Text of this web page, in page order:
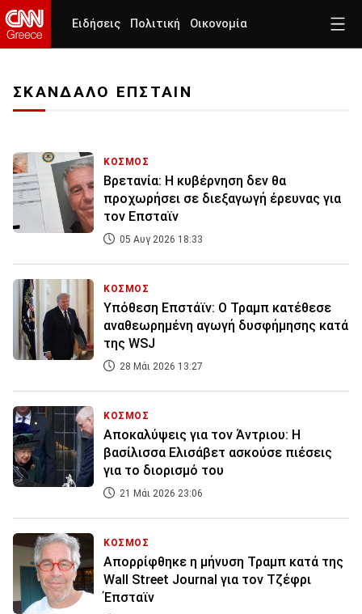
Ειδήσεις Πολιτική Οικονομία
ΣΚΑΝΔΑΛΟ ΕΠΣΤΑΙΝ
ΚΟΣΜΟΣ
Βρετανία: Η κυβέρνηση δεν θα
προχωρήσει σε διεξαγωγή έρευνας για
τον Επσταϊν
05 Αυγ 2026 18:33
ΚΟΣΜΟΣ
Υπόθεση Επστάϊν: Ο Τραμπ κατέθεσε
αναθεωρημένη αγωγή δυσφήμησης κατά
της WSJ
28 Μάι 2026 13:27
ΚΟΣΜΟΣ
Αποκαλύψεις για τον Άντριου: Η
βασίλισσα Ελισάβετ ασκούσε πιέσεις
για το διορισμό του
21 Μάι 2026 23:06
ΚΟΣΜΟΣ
Απορρίφθηκε η μήνυση Τραμπ κατά της
Wall Street Journal για τον Τζέφρι
Έπσταϊν